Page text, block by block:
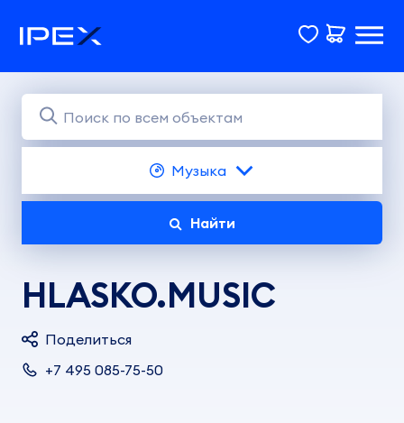
Музыка
Найти
HLASKO.MUSIC
Поделиться
+7 495 085-75-50